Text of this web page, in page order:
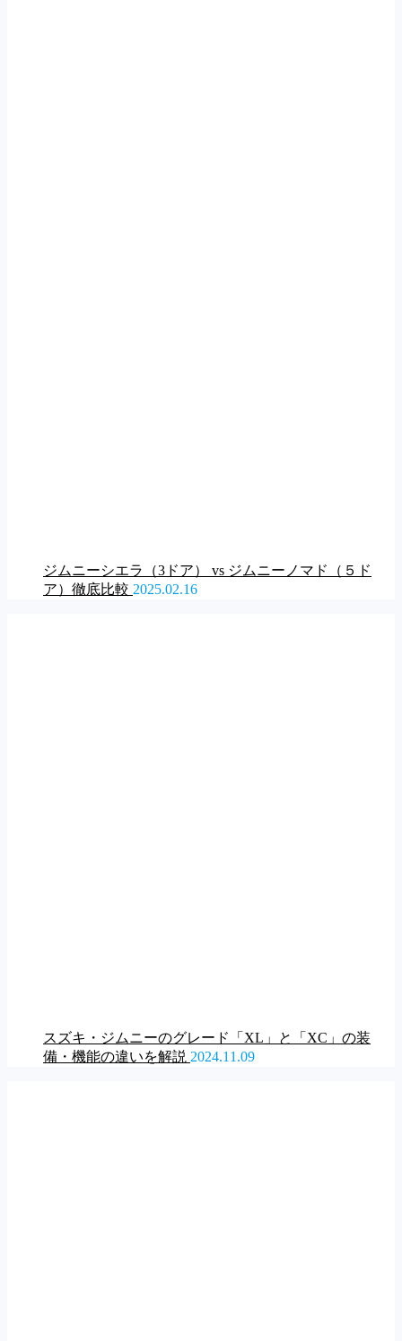
ジムニーシエラ（3ドア） vs ジムニーノマド（５ド
ア）徹底比較 2025.02.16
スズキ・ジムニーのグレード「XL」と「XC」の装
備・機能の違いを解説 2024.11.09